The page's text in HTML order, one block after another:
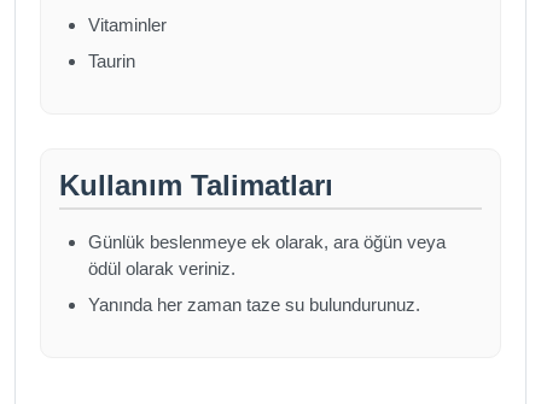
Vitaminler
Taurin
Kullanım Talimatları
Günlük beslenmeye ek olarak, ara öğün veya
ödül olarak veriniz.
Yanında her zaman taze su bulundurunuz.